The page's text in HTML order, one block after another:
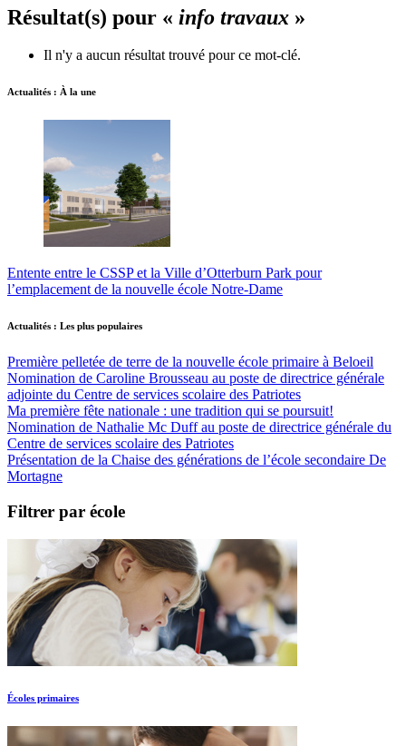
Résultat(s) pour « info travaux »
Il n'y a aucun résultat trouvé pour ce mot-clé.
Actualités : À la une
Entente entre le CSSP et la Ville d’Otterburn Park pour
l’emplacement de la nouvelle école Notre-Dame
Actualités : Les plus populaires
Première pelletée de terre de la nouvelle école primaire à Beloeil
Nomination de Caroline Brousseau au poste de directrice générale
adjointe du Centre de services scolaire des Patriotes
Ma première fête nationale : une tradition qui se poursuit!
Nomination de Nathalie Mc Duff au poste de directrice générale du
Centre de services scolaire des Patriotes
Présentation de la Chaise des générations de l’école secondaire De
Mortagne
Filtrer par école
Écoles primaires